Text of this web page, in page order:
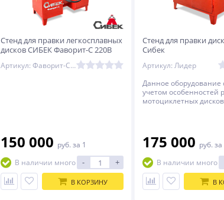
Стенд для правки легкосплавных
дисков СИБЕК Фаворит-С 220В
Артикул: Фаворит-С 220
150 000 руб. за 1
В наличии много
- +
В КОРЗИНУ
Стенд для правки
Сибек
Артикул: Лидер
Данное оборудование
учетом особенностей
мотоциклетных
175 000 руб. за
В наличии много
В